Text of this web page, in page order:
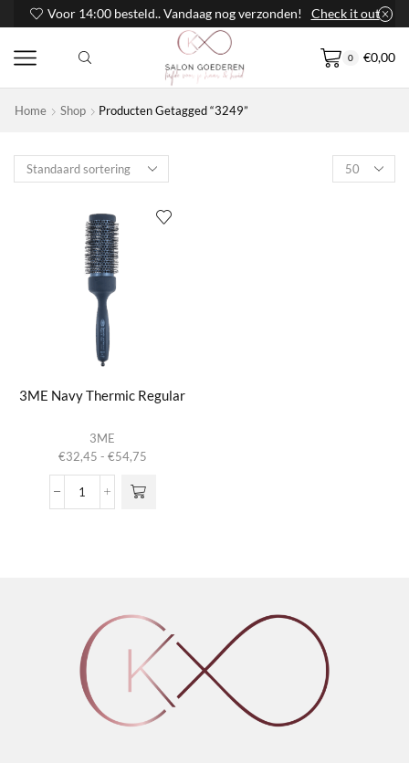
Voor 14:00 besteld.. Vandaag nog verzonden! Check it out
0 €0,00
Home Shop Producten Getagged “3249”
Products
per
3ME Navy Thermic Regular
3ME
€32,45 - €54,75Prijsklasse:
tot
3ME
heeft
meerdere
Deze optie